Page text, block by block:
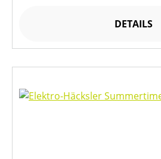
DETAILS